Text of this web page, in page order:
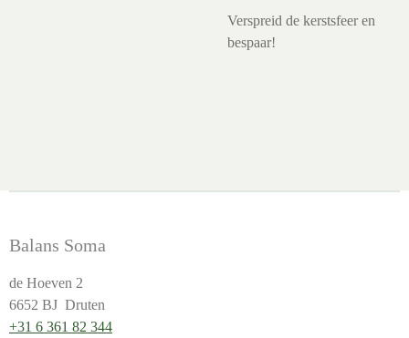
Verspreid de kerstsfeer en
bespaar!
Balans Soma
de Hoeven 2
6652 BJ Druten
+31 6 361 82 344